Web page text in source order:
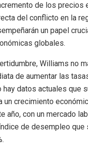
de los precios
del conflicto en la
un papel
globales.
Williams no
de aumentar las
hay datos actuales que
un crecimiento
año, con un mercado
de desempleo que